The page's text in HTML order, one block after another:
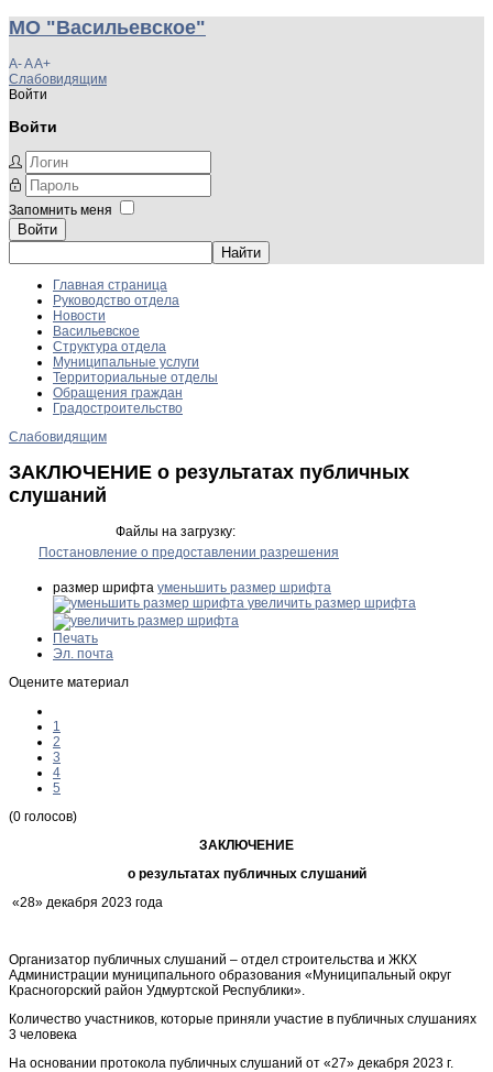
МО "Васильевское"
A-AA+
Слабовидящим
Войти
Войти
Запомнить меня
Войти
Главная страница
Руководство отдела
Новости
Васильевское
Структура отдела
Муниципальные услуги
Территориальные отделы
Обращения граждан
Градостроительство
Слабовидящим
ЗАКЛЮЧЕНИЕ о результатах публичных
слушаний
Файлы на загрузку:
Постановление о предоставлении разрешения
размер шрифта уменьшить размер шрифта
увеличить размер шрифта
Печать
Эл. почта
Оцените материал
1
2
3
4
5
(0 голосов)
ЗАКЛЮЧЕНИЕ
о результатах публичных слушаний
«28» декабря 2023 года
Организатор публичных слушаний – отдел строительства и ЖКХ
Администрации муниципального образования «Муниципальный округ
Красногорский район Удмуртской Республики».
Количество участников, которые приняли участие в публичных слушаниях
3 человека
На основании протокола публичных слушаний от «27» декабря 2023 г.